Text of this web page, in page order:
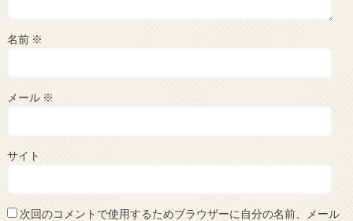
名前 ※
メール ※
サイト
次回のコメントで使用するためブラウザーに自分の名前、メール